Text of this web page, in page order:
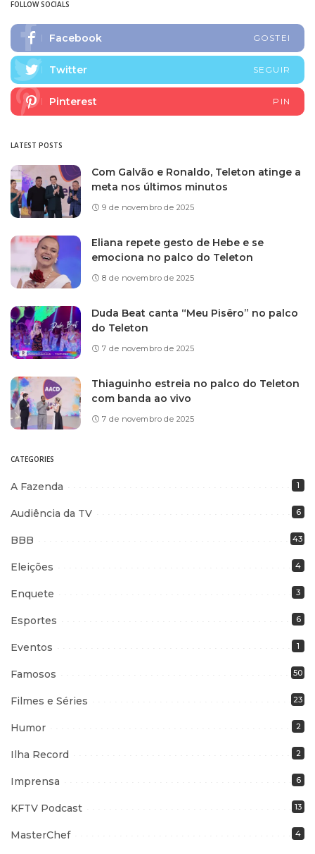
FOLLOW SOCIALS
Facebook GOSTEI
Twitter SEGUIR
Pinterest PIN
LATEST POSTS
Com Galvão e Ronaldo, Teleton atinge a
meta nos últimos minutos
9 de novembro de 2025
Eliana repete gesto de Hebe e se
emociona no palco do Teleton
8 de novembro de 2025
Duda Beat canta “Meu Pisêro” no palco
do Teleton
7 de novembro de 2025
Thiaguinho estreia no palco do Teleton
com banda ao vivo
7 de novembro de 2025
CATEGORIES
A Fazenda 1
Audiência da TV 6
BBB 43
Eleições 4
Enquete 3
Esportes 6
Eventos 1
Famosos 50
Filmes e Séries 23
Humor 2
Ilha Record 2
Imprensa 6
KFTV Podcast 13
MasterChef 4